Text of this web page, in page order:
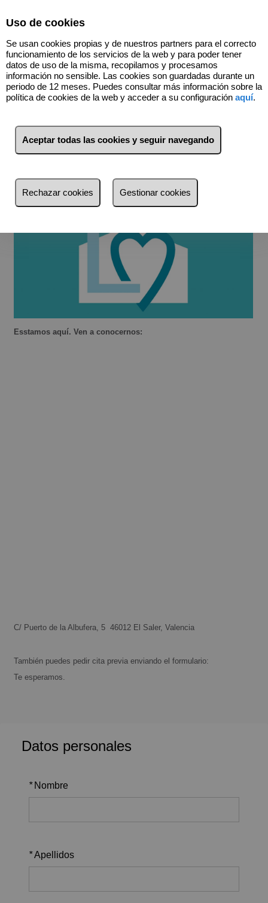
655021945
¿Nos tomamos un café?
Lodan Care , escuchamos a todos nuestros clientes en francés,
español, inglés.
italiano o turco.
Te estamos esperando.
Teléfono: 655 021 945
hola@lodancare.com
Esstamos aquí. Ven a conocernos:
C/ Puerto de la Albufera, 5 46012 El Saler, Valencia
También puedes pedir cita previa enviando el formulario:
Te esperamos.
Datos personales
* Nombre
*Apellidos
Uso de cookies
Se usan cookies propias y de nuestros partners para el correcto
funcionamiento de los servicios de la web y para poder tener
datos de uso de la misma, recopilamos y procesamos
información no sensible. Las cookies son guardadas durante un
periodo de 12 meses. Puedes consultar más información sobre la
política de cookies de la web y acceder a su configuración aquí.
Aceptar todas las cookies y seguir navegando
Rechazar cookies Gestionar cookies